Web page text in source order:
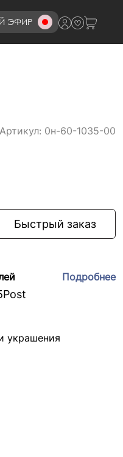
ЭФИР8 (800)777-72-69
Артикул: 0н-60-1035-00
Быстрый заказ
Подробнее
украшения